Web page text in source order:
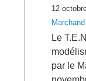
12
Marchand
Le
par le